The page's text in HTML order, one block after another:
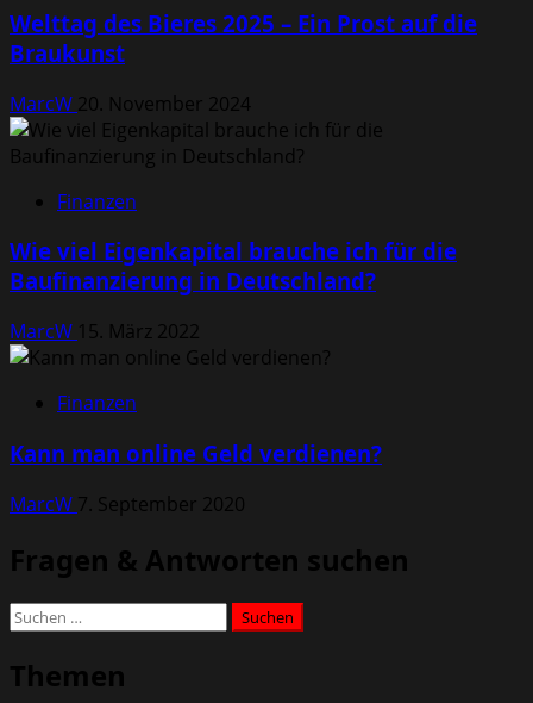
Welttag des Bieres 2025 – Ein Prost auf die
Braukunst
MarcW 20. November 2024
Finanzen
Wie viel Eigenkapital brauche ich für die
Baufinanzierung in Deutschland?
MarcW 15. März 2022
Finanzen
Kann man online Geld verdienen?
MarcW 7. September 2020
Fragen & Antworten suchen
Suchen
Themen